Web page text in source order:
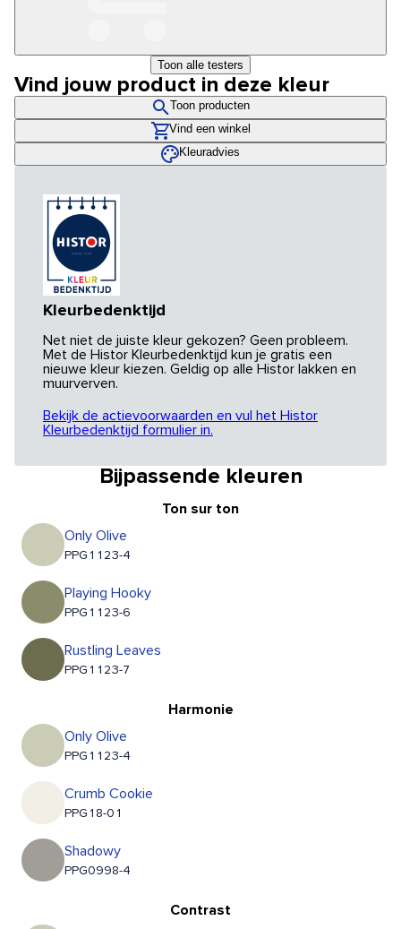
Toon alle testers
Vind jouw product in deze kleur
Toon producten
Vind een winkel
Kleuradvies
Kleurbedenktijd
Net niet de juiste kleur gekozen? Geen probleem.
Met de Histor Kleurbedenktijd kun je gratis een
nieuwe kleur kiezen. Geldig op alle Histor lakken en
muurverven.
Bekijk de actievoorwaarden en vul het Histor
Kleurbedenktijd formulier in.
Bijpassende kleuren
Ton sur ton
Only Olive
PPG1123-4
Playing Hooky
PPG1123-6
Rustling Leaves
PPG1123-7
Harmonie
Only Olive
PPG1123-4
Crumb Cookie
PPG18-01
Shadowy
PPG0998-4
Contrast